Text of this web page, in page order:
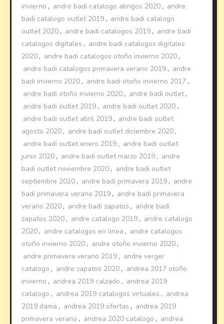
invierno , andre badi catalogo abrigos 2020 , andre
badi catalogo outlet 2019 , andre badi catalogo
outlet 2020 , andre badi catalogos 2019 , andre badi
catalogos digitales , andre badi catalogos digitales
2020 , andre badi catalogos otoño invierno 2020 ,
andre badi catalogos primavera verano 2019 , andre
badi invierno 2020 , andre badi otoño invierno 2017 ,
andre badi otoño invierno 2020 , andre badi outlet,
andre badi outlet 2019 , andre badi outlet 2020 ,
andre badi outlet abril 2019 , andre badi outlet
agosto 2020 , andre badi outlet diciembre 2020 ,
andre badi outlet enero 2019 , andre badi outlet
junio 2020 , andre badi outlet marzo 2019 , andre
badi outlet noviembre 2020 , andre badi outlet
septiembre 2020 , andre badi primavera 2019 , andre
badi primavera verano 2019 , andre badi primavera
verano 2020 , andre badi zapatos , andre badi
zapatos 2020 , andre catalogo 2019 , andre catalogo
2020 , andre catalogos en linea , andre catalogos
otoño invierno 2020 , andre otoño invierno 2020 ,
andre primavera verano 2019 , andre verger
catalogo , andre zapatos 2020 , andrea 2017 otoño
invierno , andrea 2019 calzado , andrea 2019
catalogo , andrea 2019 catalogos virtuales , andrea
2019 dama , andrea 2019 ofertas , andrea 2019
primavera verano , andrea 2020 catalogo , andrea